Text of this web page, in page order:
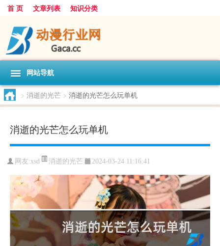
首 页 文章列表 知识分类
网站导航
> 消逝的光芒 > 消逝的光芒怎么玩单机
消逝的光芒怎么玩单机
网友:xsd 消逝的光芒 2024-03-24 11:16:41